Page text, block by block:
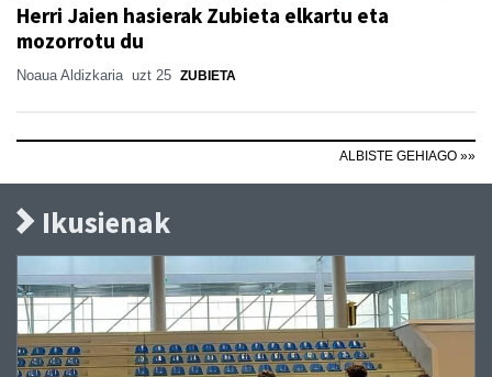
Herri Jaien hasierak Zubieta elkartu eta
mozorrotu du
Noaua Aldizkaria uzt 25 ZUBIETA
ALBISTE GEHIAGO »»
Ikusienak